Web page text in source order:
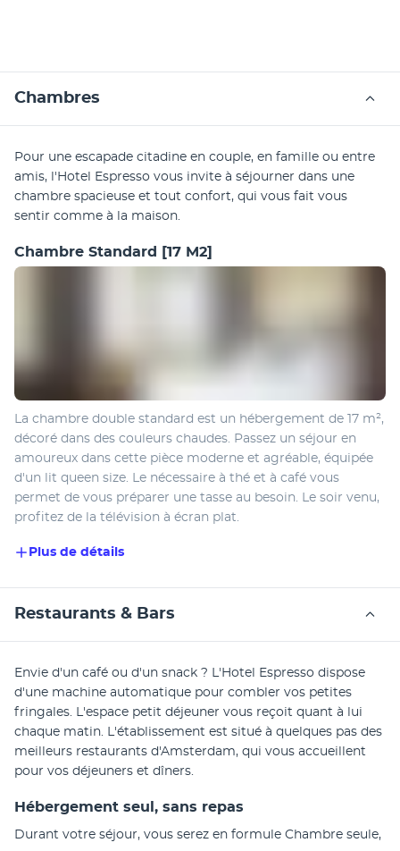
Chambres
Pour une escapade citadine en couple, en famille ou entre
amis, l'Hotel Espresso vous invite à séjourner dans une
chambre spacieuse et tout confort, qui vous fait vous
sentir comme à la maison.
Chambre Standard [17 M2]
La chambre double standard est un hébergement de 17 m²,
décoré dans des couleurs chaudes. Passez un séjour en
amoureux dans cette pièce moderne et agréable, équipée
d'un lit queen size. Le nécessaire à thé et à café vous
permet de vous préparer une tasse au besoin. Le soir venu,
profitez de la télévision à écran plat.
Plus de détails
Restaurants & Bars
Envie d'un café ou d'un snack ? L'Hotel Espresso dispose
d'une machine automatique pour combler vos petites
fringales. L'espace petit déjeuner vous reçoit quant à lui
chaque matin. L'établissement est situé à quelques pas des
meilleurs restaurants d'Amsterdam, qui vous accueillent
pour vos déjeuners et dîners.
Hébergement seul, sans repas
Durant votre séjour, vous serez en formule Chambre seule,